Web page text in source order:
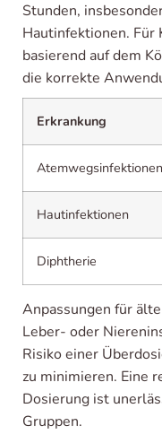
Stunden,
Hautinfektionen. Für
basierend auf dem
die korrekte
Erkrankung
Atemwegsinfektionen
Hautinfektionen
Diphtherie
Anpassungen für
Leber- oder
Risiko einer
zu minimieren. Eine
Dosierung ist
Gruppen.